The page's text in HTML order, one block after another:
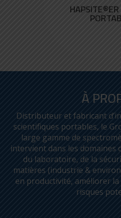
À
Distributeur et fabricant
scientifiques portables, le
large gamme de
intervient dans les domaines
du laboratoire, de la
matières (industrie &
en productivité, améliorer
risques